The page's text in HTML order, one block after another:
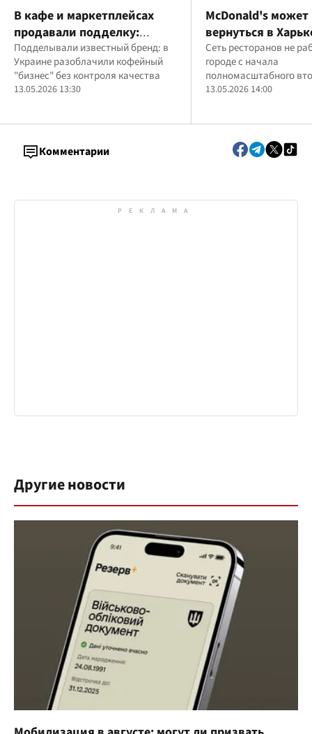
В кафе и маркетплейсах
продавали подделку:
разоблачили преступную
схему с кофе
Подделывали известный бренд: в
Украине разоблачили кофейный
"бизнес" без контроля качества
13.05.2026 13:30
McDonald's может
вернуться в
переговорам
присоединился
Баффет
Сеть ресторанов не
городе с начала
полномасштабного
однако власти
13.05.2026 14:00
Комментарии
Другие новости